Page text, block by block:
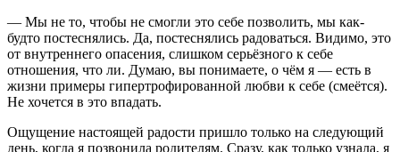
— Мы не то, чтобы не смогли это себе позволить, мы как-
будто постеснялись. Да, постеснялись радоваться. Видимо, это
от внутреннего опасения, слишком серьёзного к себе
отношения, что ли. Думаю, вы понимаете, о чём я — есть в
жизни примеры гипертрофированной любви к себе (смеётся).
Не хочется в это впадать.
Ощущение настоящей радости пришло только на следующий
день, когда я позвонила родителям. Сразу, как только узнала, я